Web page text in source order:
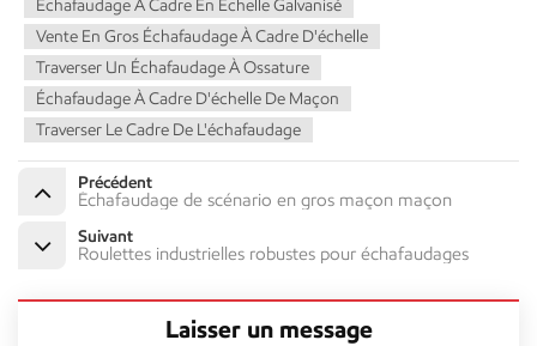
Échafaudage À Cadre En Échelle Galvanisé
Vente En Gros Échafaudage À Cadre D'échelle
Traverser Un Échafaudage À Ossature
Échafaudage À Cadre D'échelle De Maçon
Traverser Le Cadre De L'échafaudage
Précédent
Échafaudage de scénario en gros maçon maçon
Suivant
Roulettes industrielles robustes pour échafaudages
Laisser un message